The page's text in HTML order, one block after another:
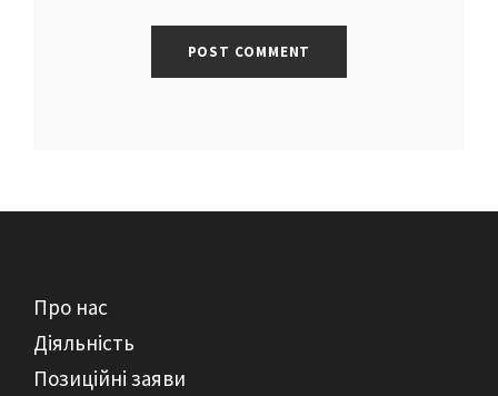
Про нас
Діяльність
Позиційні заяви